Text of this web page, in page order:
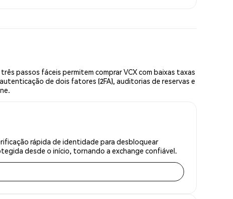
passos fáceis permitem comprar VCX com baixas taxas
de dois fatores (2FA), auditorias de reservas e
rápida de identidade para desbloquear
desde o início, tornando a exchange confiável.